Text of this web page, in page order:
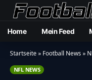
Home Mein Feed
Startseite» Football News»
NFL NEWS